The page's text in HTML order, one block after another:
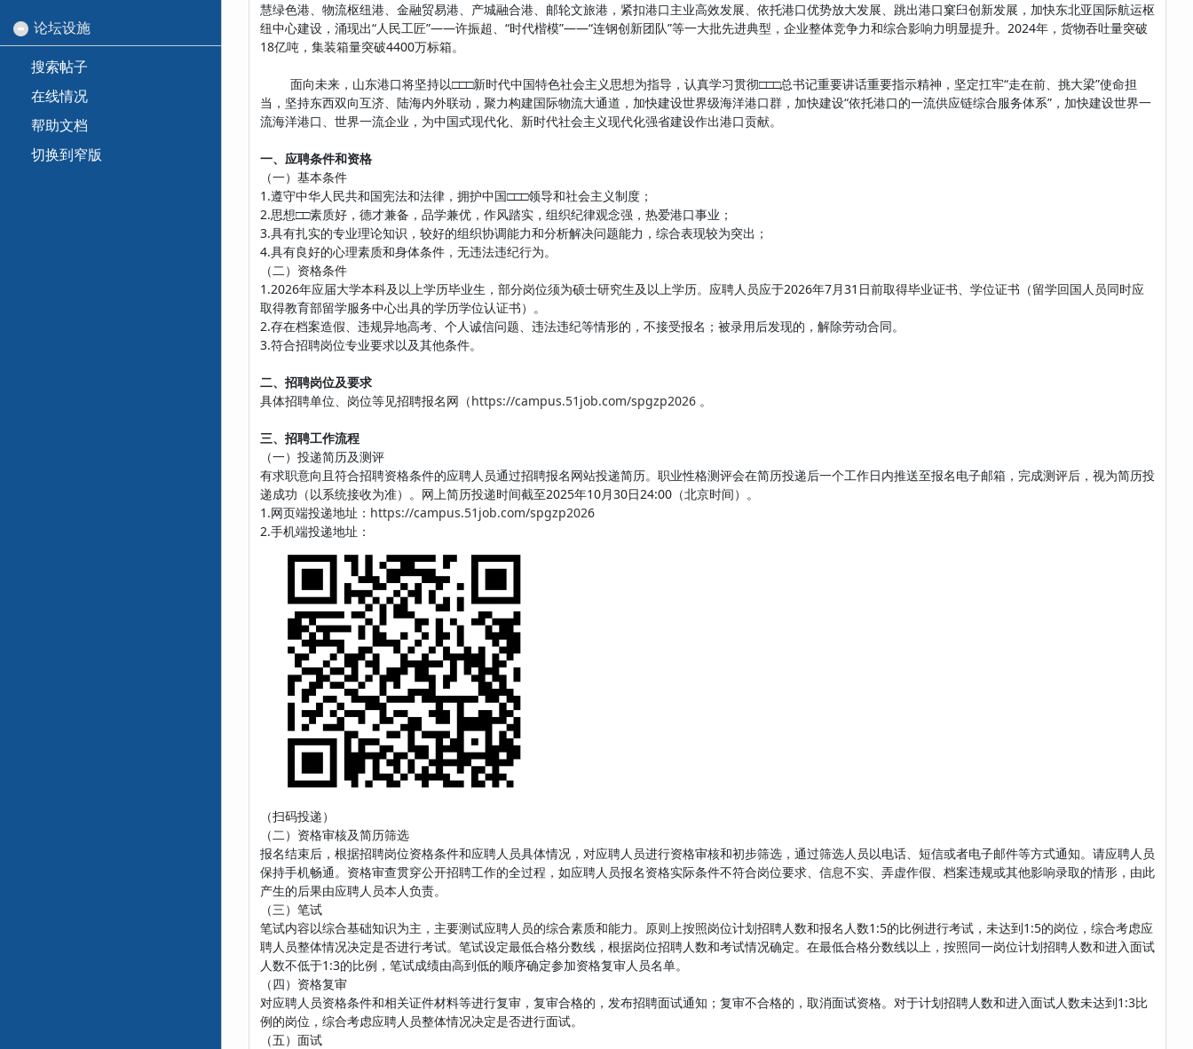
论坛设施
搜索帖子
在线情况
帮助文档
切换到窄版
慧绿色港、物流枢纽港、金融贸易港、产城融合港、邮轮文旅港，紧扣港口主业高效发展、依托港口优势放大发展、跳出港口窠臼创新发展，加快东北亚国际航运枢
纽中心建设，涌现出“人民工匠”——许振超、“时代楷模”——“连钢创新团队”等一大批先进典型，企业整体竞争力和综合影响力明显提升。2024年，货物吞吐量突破
18亿吨，集装箱量突破4400万标箱。
面向未来，山东港口将坚持以□□□新时代中国特色社会主义思想为指导，认真学习贯彻□□□总书记重要讲话重要指示精神，坚定扛牢“走在前、挑大梁”使命担
当，坚持东西双向互济、陆海内外联动，聚力构建国际物流大通道，加快建设世界级海洋港口群，加快建设“依托港口的一流供应链综合服务体系”，加快建设世界一
流海洋港口、世界一流企业，为中国式现代化、新时代社会主义现代化强省建设作出港口贡献。
一、应聘条件和资格
（一）基本条件
1.遵守中华人民共和国宪法和法律，拥护中国□□□领导和社会主义制度；
2.思想□□素质好，德才兼备，品学兼优，作风踏实，组织纪律观念强，热爱港口事业；
3.具有扎实的专业理论知识，较好的组织协调能力和分析解决问题能力，综合表现较为突出；
4.具有良好的心理素质和身体条件，无违法违纪行为。
（二）资格条件
1.2026年应届大学本科及以上学历毕业生，部分岗位须为硕士研究生及以上学历。应聘人员应于2026年7月31日前取得毕业证书、学位证书（留学回国人员同时应
取得教育部留学服务中心出具的学历学位认证书）。
2.存在档案造假、违规异地高考、个人诚信问题、违法违纪等情形的，不接受报名；被录用后发现的，解除劳动合同。
3.符合招聘岗位专业要求以及其他条件。
二、招聘岗位及要求
具体招聘单位、岗位等见招聘报名网（https://campus.51job.com/spgzp2026 。
三、招聘工作流程
（一）投递简历及测评
有求职意向且符合招聘资格条件的应聘人员通过招聘报名网站投递简历。职业性格测评会在简历投递后一个工作日内推送至报名电子邮箱，完成测评后，视为简历投
递成功（以系统接收为准）。网上简历投递时间截至2025年10月30日24:00（北京时间）。
1.网页端投递地址： https://campus.51job.com/spgzp2026
2.手机端投递地址：
（扫码投递）
（二）资格审核及简历筛选
报名结束后，根据招聘岗位资格条件和应聘人员具体情况，对应聘人员进行资格审核和初步筛选，通过筛选人员以电话、短信或者电子邮件等方式通知。请应聘人员
保持手机畅通。资格审查贯穿公开招聘工作的全过程，如应聘人员报名资格实际条件不符合岗位要求、信息不实、弄虚作假、档案违规或其他影响录取的情形，由此
产生的后果由应聘人员本人负责。
（三）笔试
笔试内容以综合基础知识为主，主要测试应聘人员的综合素质和能力。原则上按照岗位计划招聘人数和报名人数1:5的比例进行考试，未达到1:5的岗位，综合考虑应
聘人员整体情况决定是否进行考试。笔试设定最低合格分数线，根据岗位招聘人数和考试情况确定。在最低合格分数线以上，按照同一岗位计划招聘人数和进入面试
人数不低于1:3的比例，笔试成绩由高到低的顺序确定参加资格复审人员名单。
（四）资格复审
对应聘人员资格条件和相关证件材料等进行复审，复审合格的，发布招聘面试通知；复审不合格的，取消面试资格。对于计划招聘人数和进入面试人数未达到1:3比
例的岗位，综合考虑应聘人员整体情况决定是否进行面试。
（五）面试